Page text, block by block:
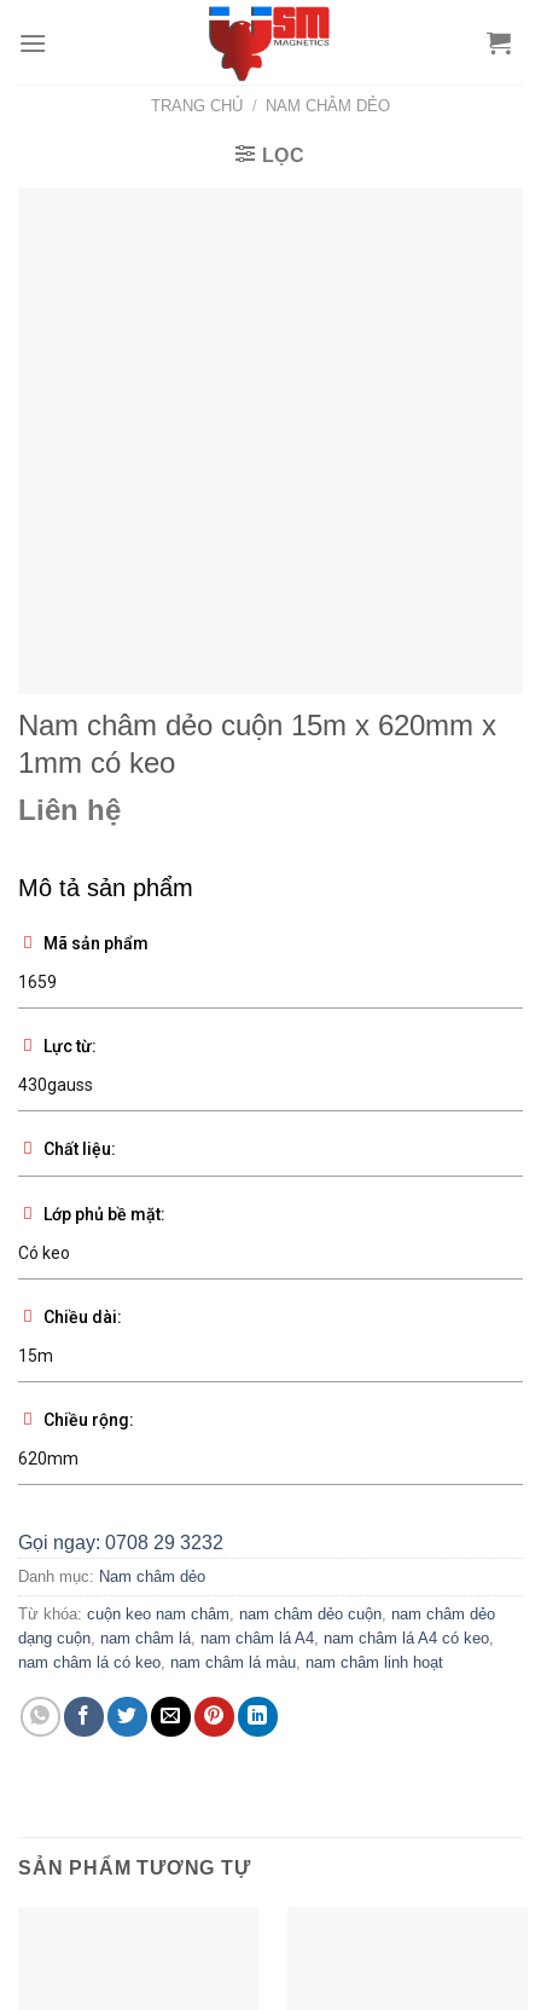
TRANG CHỦ / NAM CHÂM DẺO
LỌC
Nam châm dẻo cuộn 15m x 620mm x
1mm có keo
Liên hệ
Mô tả sản phẩm
Mã sản phẩm
1659
Lực từ:
430gauss
Chất liệu:
Lớp phủ bề mặt:
Có keo
Chiều dài:
15m
Chiều rộng:
620mm
Gọi ngay: 0708 29 3232
Danh mục: Nam châm dẻo
Từ khóa: cuộn keo nam châm, nam châm dẻo cuộn, nam châm dẻo
dạng cuộn, nam châm lá, nam châm lá A4, nam châm lá A4 có keo,
nam châm lá có keo, nam châm lá màu, nam châm linh hoạt
SẢN PHẨM TƯƠNG TỰ